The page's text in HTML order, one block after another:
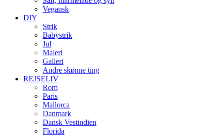
Vegansk
DIY
Strik
Babystrik
Jul
Maleri
Galleri
Andre skønne ting
REJSELIV
Rom
Paris
Mallorca
Danmark
Dansk Vestindien
Florida